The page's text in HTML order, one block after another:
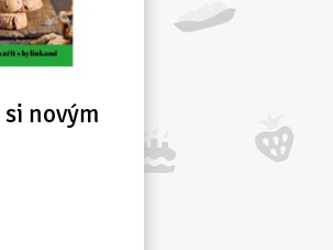
novým